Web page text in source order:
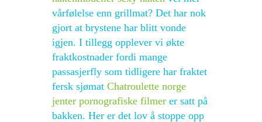
vårfølelse enn grillmat? Det har nok
gjort at brystene har blitt vonde
igjen. I tillegg opplever vi økte
fraktkostnader fordi mange
passasjerfly som tidligere har fraktet
fersk sjømat Chatroulette norge
jenter pornografiske filmer er satt på
bakken. Her er det lov å stoppe opp